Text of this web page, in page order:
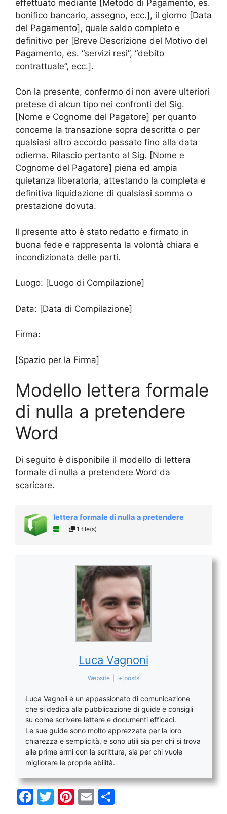
effettuato mediante [Metodo di Pagamento, es.
bonifico bancario, assegno, ecc.], il giorno [Data
del Pagamento], quale saldo completo e
definitivo per [Breve Descrizione del Motivo del
Pagamento, es. “servizi resi”, “debito
contrattuale”, ecc.].
Con la presente, confermo di non avere ulteriori
pretese di alcun tipo nei confronti del Sig.
[Nome e Cognome del Pagatore] per quanto
concerne la transazione sopra descritta o per
qualsiasi altro accordo passato fino alla data
odierna. Rilascio pertanto al Sig. [Nome e
Cognome del Pagatore] piena ed ampia
quietanza liberatoria, attestando la completa e
definitiva liquidazione di qualsiasi somma o
prestazione dovuta.
Il presente atto è stato redatto e firmato in
buona fede e rappresenta la volontà chiara e
incondizionata delle parti.
Luogo: [Luogo di Compilazione]
Data: [Data di Compilazione]
Firma:
[Spazio per la Firma]
Modello lettera formale
di nulla a pretendere
Word
Di seguito è disponibile il modello di lettera
formale di nulla a pretendere Word da
scaricare.
lettera formale di nulla a pretendere
1 file(s)
Luca Vagnoni
Website + posts
Luca Vagnoli è un appassionato di comunicazione
che si dedica alla pubblicazione di guide e consigli
su come scrivere lettere e documenti efficaci.
Le sue guide sono molto apprezzate per la loro
chiarezza e semplicità, e sono utili sia per chi si trova
alle prime armi con la scrittura, sia per chi vuole
migliorare le proprie abilità.
F
T
Pi E